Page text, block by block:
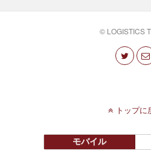
© LOGISTICS
トップに
モバイル